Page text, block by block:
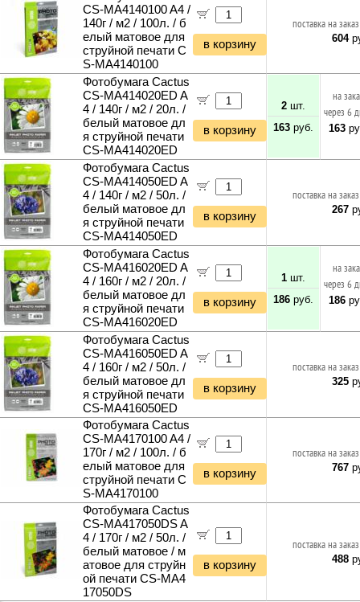
CS-MA4140100 A4 /
140г / м2 / 100л. / б
елый матовое для
струйной печати C
S-MA4140100
в корзину
поставка на
604
Фотобумага Cactus
CS-MA414020ED A
4 / 140г / м2 / 20л. /
белый матовое дл
я струйной печати
CS-MA414020ED
в корзину
2 шт.
163 руб.
на
через 6
163
Фотобумага Cactus
CS-MA414050ED A
4 / 140г / м2 / 50л. /
белый матовое дл
я струйной печати
CS-MA414050ED
в корзину
поставка на
267
Фотобумага Cactus
CS-MA416020ED A
4 / 160г / м2 / 20л. /
белый матовое дл
я струйной печати
CS-MA416020ED
в корзину
1 шт.
186 руб.
на
через 6
186
Фотобумага Cactus
CS-MA416050ED A
4 / 160г / м2 / 50л. /
белый матовое дл
я струйной печати
CS-MA416050ED
в корзину
поставка на
325
Фотобумага Cactus
CS-MA4170100 A4 /
170г / м2 / 100л. / б
елый матовое для
струйной печати C
S-MA4170100
в корзину
поставка на
767
Фотобумага Cactus
CS-MA417050DS A
4 / 170г / м2 / 50л. /
белый матовое / м
атовое для струйн
ой печати CS-MA4
17050DS
в корзину
поставка на
488